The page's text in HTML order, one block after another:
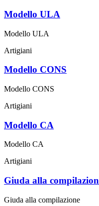
Modello ULA
Modello ULA
Artigiani
Modello CONS
Modello CONS
Artigiani
Modello CA
Modello CA
Artigiani
Giuda alla
Giuda alla compilazione